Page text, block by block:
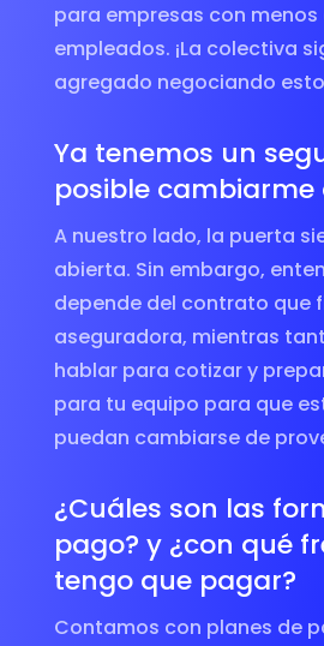
para empresas con menos
empleados. ¡La colectiva
agregado negociando
Ya tenemos un
posible cambiarme
A nuestro lado, la puerta
abierta. Sin embargo,
depende del contrato que
aseguradora, mientras
hablar para cotizar y
para tu equipo para que
puedan cambiarse de
¿Cuáles son las
pago? y ¿con qué
tengo que pagar?
Contamos con planes de